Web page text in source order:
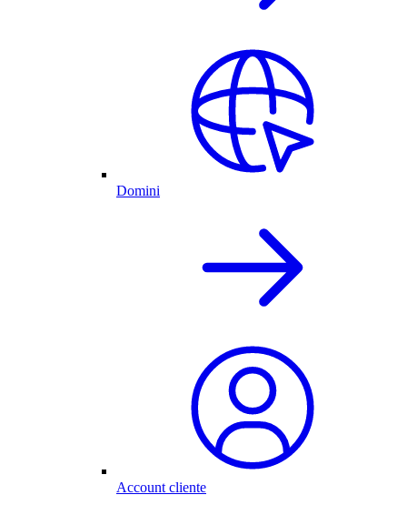
Domini
Account cliente